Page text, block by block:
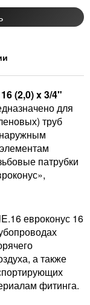
(2,0) x 3/4"
для
труб
патрубки
евроконус 16
а также
фитинга.